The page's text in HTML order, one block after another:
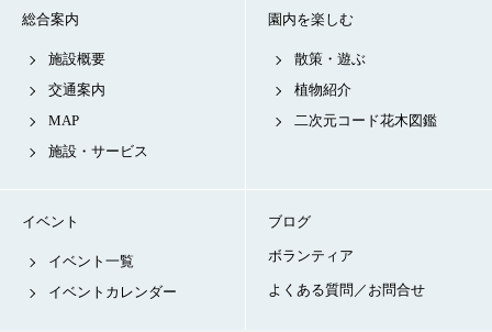
総合案内
施設概要
交通案内
MAP
施設・サービス
園内を楽しむ
散策・遊ぶ
植物紹介
二次元コード花木図鑑
イベント
イベント一覧
イベントカレンダー
ブログ
ボランティア
よくある質問／お問合せ